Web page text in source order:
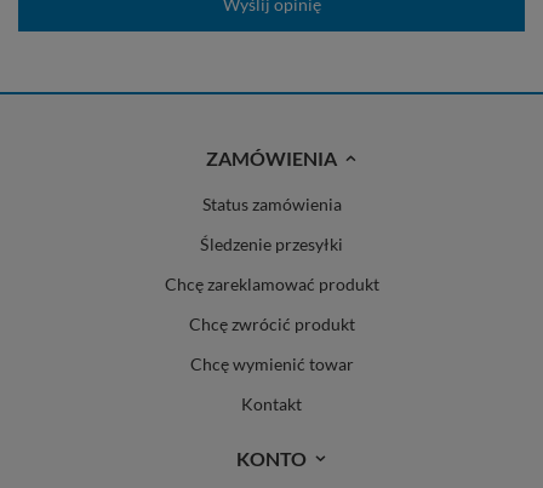
ZAMÓWIENIA
Status zamówienia
Śledzenie przesyłki
Chcę zareklamować produkt
Chcę zwrócić produkt
Chcę wymienić towar
Kontakt
KONTO